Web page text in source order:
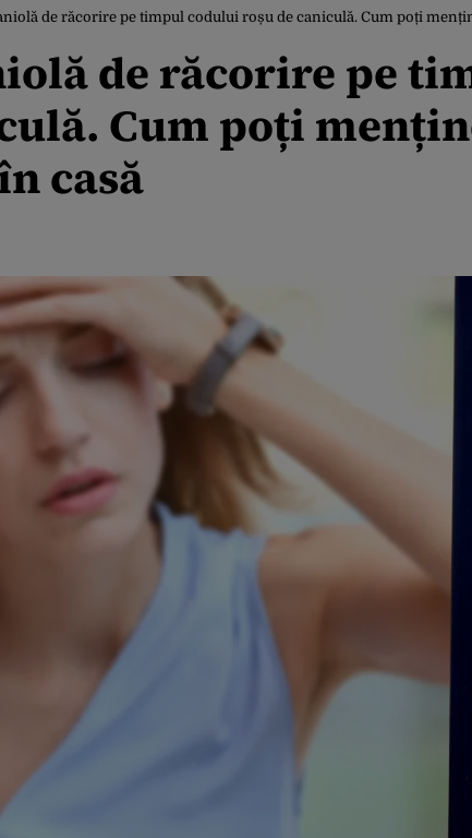
de răcorire pe timpul codului roșu de caniculă. Cum poți
de răcorire pe
Cum poți
casă